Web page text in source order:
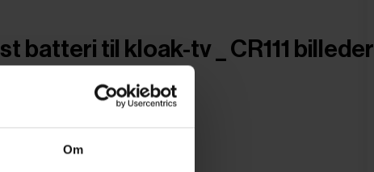
Om
batteri til kloak-tv _ CR111 billeder